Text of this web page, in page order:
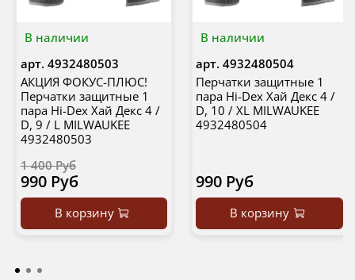
В наличии
арт. 4932480503
АКЦИЯ ФОКУС-ПЛЮС!
Перчатки защитные 1
пара Hi-Dex Хай Декс 4 /
D, 9 / L MILWAUKEE
4932480503
1 400 Руб
990 Руб
В корзину
В наличии
арт. 4932480504
Перчатки защитные 1
пара Hi-Dex Хай Декс 4 /
D, 10 / XL MILWAUKEE
4932480504
990 Руб
В корзину